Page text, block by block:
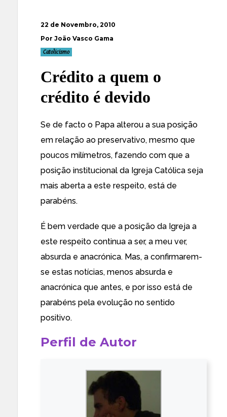
22 de Novembro, 2010
Por João Vasco Gama
Catolicismo
Crédito a quem o
crédito é devido
Se de facto o Papa alterou a sua posição
em relação ao preservativo, mesmo que
poucos milímetros, fazendo com que a
posição institucional da Igreja Católica seja
mais aberta a este respeito, está de
parabéns.
É bem verdade que a posição da Igreja a
este respeito continua a ser, a meu ver,
absurda e anacrónica. Mas, a confirmarem-
se estas notícias, menos absurda e
anacrónica que antes, e por isso está de
parabéns pela evolução no sentido
positivo.
Perfil de Autor